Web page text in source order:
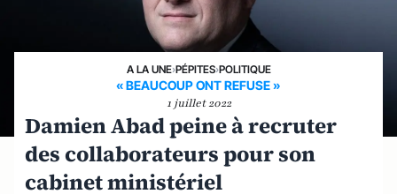
A LA UNE›PÉPITES›POLITIQUE
« BEAUCOUP ONT REFUSE »
1 juillet 2022
Damien Abad peine à recruter
des collaborateurs pour son
cabinet ministériel